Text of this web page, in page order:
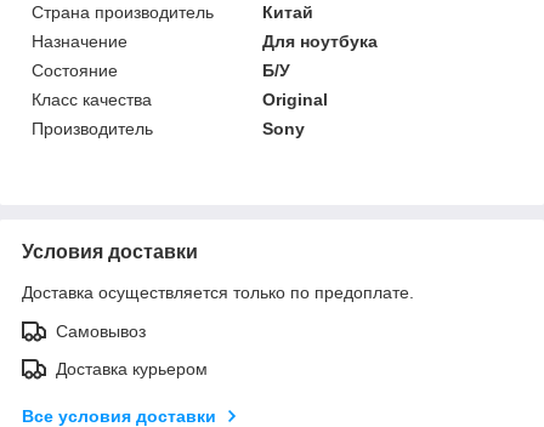
Страна производитель
Китай
Назначение
Для ноутбука
Состояние
Б/У
Класс качества
Original
Производитель
Sony
Условия доставки
Доставка осуществляется только по предоплате.
Самовывоз
Доставка курьером
Все условия доставки